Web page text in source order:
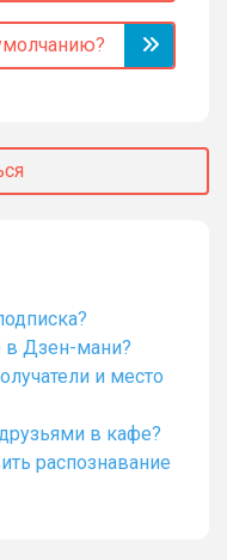
в Дзен-мани?
и место
в кафе?
распознавание